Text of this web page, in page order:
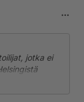
jotka ei
vielä